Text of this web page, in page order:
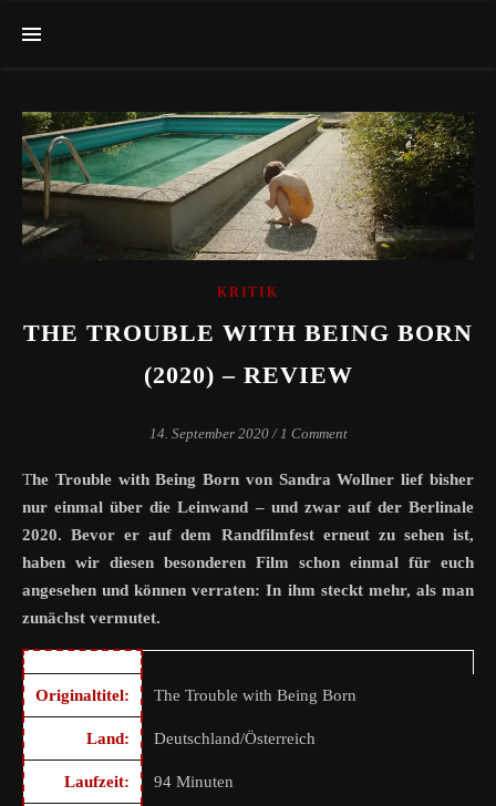
KRITIK
THE TROUBLE WITH BEING BORN
(2020) – REVIEW
14. September 2020 / 1 Comment
The Trouble with Being Born von Sandra Wollner lief bisher
nur einmal über die Leinwand – und zwar auf der Berlinale
2020. Bevor er auf dem Randfilmfest erneut zu sehen ist,
haben wir diesen besonderen Film schon einmal für euch
angesehen und können verraten: In ihm steckt mehr, als man
zunächst vermutet.
Originaltitel: The Trouble with Being Born
Land: Deutschland/Österreich
Laufzeit: 94 Minuten